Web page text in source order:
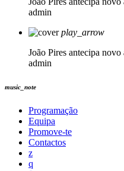
admin
play_arrow
João Pires antecipa
admin
music_note
Programação
Equipa
Promove-te
Contactos